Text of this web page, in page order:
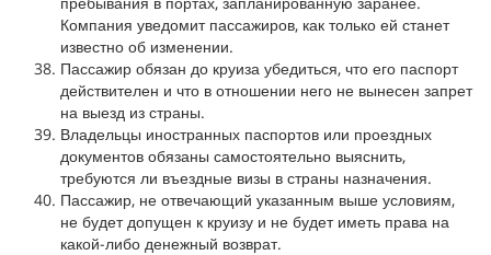
Компания уведомит пассажиров, как только ей станет
известно об изменении.
Пассажир обязан до круиза убедиться, что его паспорт
действителен и что в отношении него не вынесен запрет
на выезд из страны.
Владельцы иностранных паспортов или проездных
документов обязаны самостоятельно выяснить,
требуются ли въездные визы в страны назначения.
Пассажир, не отвечающий указанным выше условиям,
не будет допущен к круизу и не будет иметь права на
какой-либо денежный возврат.